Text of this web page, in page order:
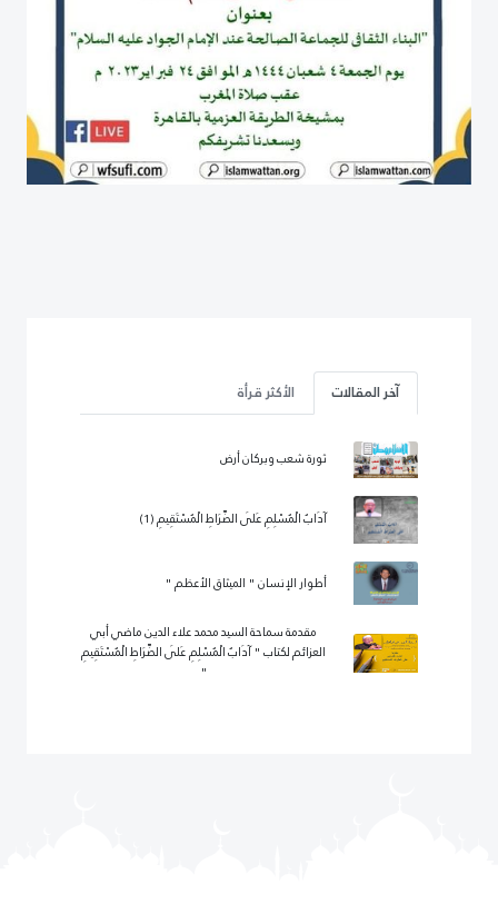
آخر المقالات الأكثر قرأة
ثورة شعب وبركان أرض
آدَابُ الْمُسْلِمِ عَلَى الصِّرَاطِ الْمُسْتَقِيمِ (1)
أطوار الإنسان " الميثاق الأعظم "
مقدمة سماحة السيد محمد علاء الدين ماضي أبي
العزائم لكتاب " آدَابُ الْمُسْلِمِ عَلَى الصِّرَاطِ الْمُسْتَقِيمِ
"